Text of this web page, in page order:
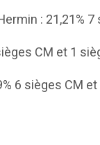
: 21,21%
CM et 1
6 sièges CM